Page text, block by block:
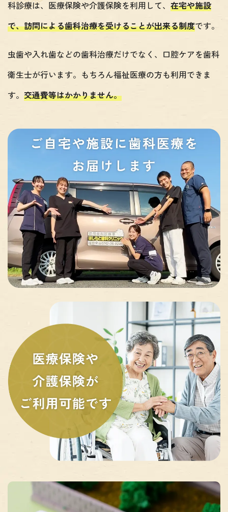
科診療は、医療保険や介護保険を利用して、 在宅や施設
で、訪問による歯科治療を受けることが出来る制度です。
虫歯や入れ歯などの歯科治療だけでなく、口腔ケアを歯科
衛生士が行います。もちろん福祉医療の方も利用できま
す。 交通費等はかかりません。